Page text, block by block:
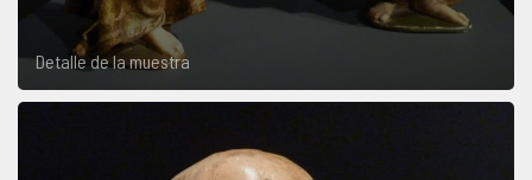
Detalle de la muestra